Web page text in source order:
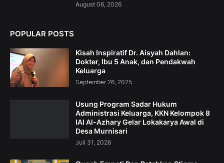
August 06, 2026
POPULAR POSTS
Kisah Inspiratif Dr. Aisyah Dahlan:
Dokter, Ibu 5 Anak, dan Pendakwah
Keluarga
September 26, 2025
Usung Program Sadar Hukum
Administrasi Keluarga, KKN Kelompok 8
IAI Al-Azhary Gelar Lokakarya Awal di
Desa Murnisari
Juli 31, 2026